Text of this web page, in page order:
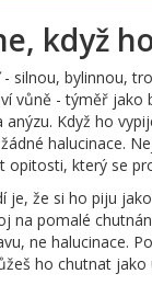
když
silnou, bylinnou,
vůně - týměř jako
Když ho
halucinace.
opitosti, který se
je, že si ho piju
na pomalé
ne halucinace.
ho chutnat jako